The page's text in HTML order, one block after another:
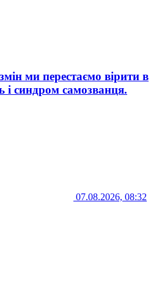
ми перестаємо вірити в
і синдром самозванця.
07.08.2026, 08:32